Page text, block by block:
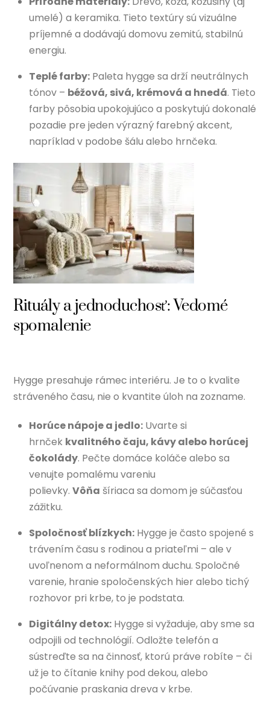
umelé) a keramika. Tieto textúry sú vizuálne
príjemné a dodávajú domovu zemitú, stabilnú
energiu.
Teplé farby: Paleta hygge sa drží neutrálnych
tónov – béžová, sivá, krémová a hnedá. Tieto
farby pôsobia upokojujúco a poskytujú dokonalé
pozadie pre jeden výrazný farebný akcent,
napríklad v podobe šálu alebo hrnčeka.
Rituály a jednoduchosť: Vedomé
spomalenie
Hygge presahuje rámec interiéru. Je to o kvalite
stráveného času, nie o kvantite úloh na zozname.
Horúce nápoje a jedlo: Uvarte si
hrnček kvalitného čaju, kávy alebo horúcej
čokolády. Pečte domáce koláče alebo sa
venujte pomalému vareniu
polievky. Vôňa šíriaca sa domom je súčasťou
zážitku.
Spoločnosť blízkych: Hygge je často spojené s
trávením času s rodinou a priateľmi – ale v
uvoľnenom a neformálnom duchu. Spoločné
varenie, hranie spoločenských hier alebo tichý
rozhovor pri krbe, to je podstata.
Digitálny detox: Hygge si vyžaduje, aby sme sa
odpojili od technológií. Odložte telefón a
sústreďte sa na činnosť, ktorú práve robíte – či
už je to čítanie knihy pod dekou, alebo
počúvanie praskania dreva v krbe.